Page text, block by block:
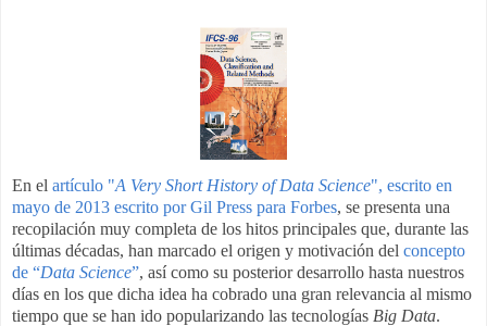
En el artículo "A Very Short History of Data Science", escrito en
mayo de 2013 escrito por Gil Press para Forbes, se presenta una
recopilación muy completa de los hitos principales que, durante las
últimas décadas, han marcado el origen y motivación del concepto
de “Data Science”, así como su posterior desarrollo hasta nuestros
días en los que dicha idea ha cobrado una gran relevancia al mismo
tiempo que se han ido popularizando las tecnologías Big Data.